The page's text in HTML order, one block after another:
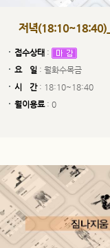
저녁
접수상태 :
요 일 : 월화수목금
시 간: 18:10~18:40
월이용료: 0